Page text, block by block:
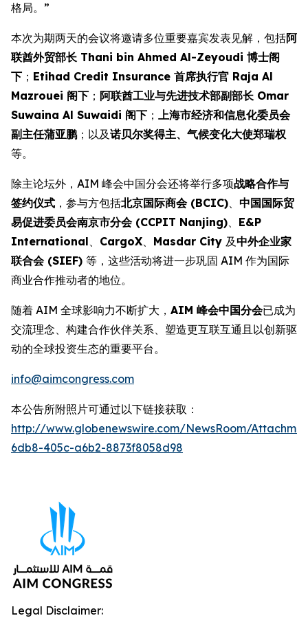
格局。”
本次为期两天的会议将邀请多位重要嘉宾发表见解，包括阿
联酋外贸部长 Thani bin Ahmed Al-Zeyoudi 博士阁
下 ； Etihad Credit Insurance 首席执行官 Raja Al
Mazrouei 阁下 ； 阿联酋工业与先进技术部副部长 Omar
Suwaina Al Suwaidi 阁下 ； 上海市经济和信息化委员会
副主任蒲亚鹏；以及诺贝尔奖得主、气候变化大使郑瑞权
等。
除主论坛外，AIM 峰会中国分会还将举行多项战略合作与
签约仪式 ，参与方包括北京国际商会 (BCIC)、 中国国际贸
易促进委员会南京市分会 (CCPIT Nanjing)、 E&P
International、 CargoX、 Masdar City 及中外企业家
联合会 (SIEF) 等，这些活动将进一步巩固 AIM 作为国际
商业合作推动者的地位。
随着 AIM 全球影响力不断扩大， AIM 峰会中国分会已成为
交流理念、构建合作伙伴关系、塑造更互联互通且以创新驱
动的全球投资生态的重要平台。
info@aimcongress.com
本公告所附照片可通过以下链接获取：
http://www.globenewswire.com/NewsRoom/
6db8-405c-a6b2-8873f8058d98
Legal Disclaimer: